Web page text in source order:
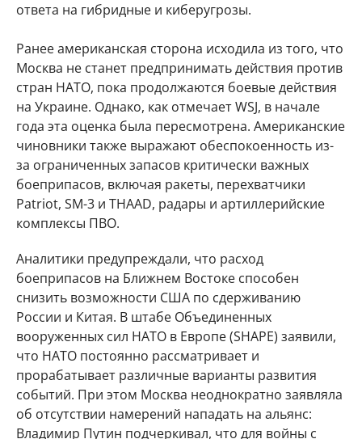
ответа на гибридные и киберугрозы.
Ранее американская сторона исходила из того, что
Москва не станет предпринимать действия против
стран НАТО, пока продолжаются боевые действия
на Украине. Однако, как отмечает WSJ, в начале
года эта оценка была пересмотрена. Американские
чиновники также выражают обеспокоенность из-
за ограниченных запасов критически важных
боеприпасов, включая ракеты, перехватчики
Patriot, SM-3 и THAAD, радары и артиллерийские
комплексы ПВО.
Аналитики предупреждали, что расход
боеприпасов на Ближнем Востоке способен
снизить возможности США по сдерживанию
России и Китая. В штабе Объединенных
вооруженных сил НАТО в Европе (SHAPE) заявили,
что НАТО постоянно рассматривает и
прорабатывает различные варианты развития
событий. При этом Москва неоднократно заявляла
об отсутствии намерений нападать на альянс:
Владимир Путин подчеркивал, что для войны с